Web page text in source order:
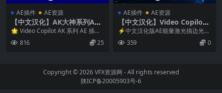
AE插件 AE资源
【中文汉化】AK大神系列AE
插件合集 E3D/Saber/Optical
Flares/VC Reflect/Heat Dist
ortion Win
🌟 Video Copilot AK 系列 AE 插件
816 25
AE插件 AE资源
【中文汉化】Video Copilot
Saber 1.0.40 Win/Mac AE能
量激光描边光效特效插件
⚡中文汉化版AE能量激光描边光效
359 0
Copyright © 2026VFX资源网 - All rights reserved
陕ICP备20005903号-6